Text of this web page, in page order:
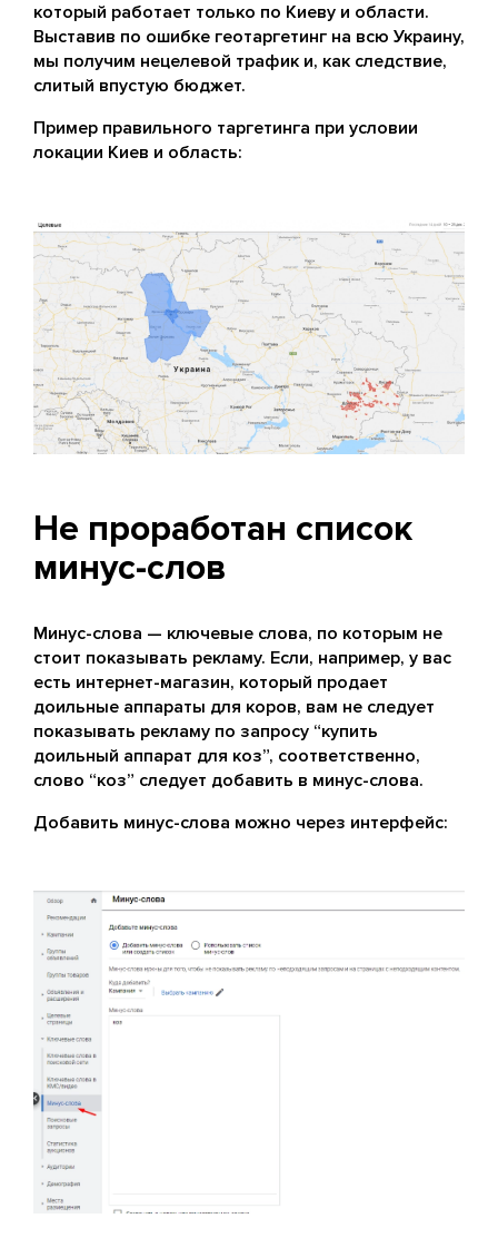
который работает только по Киеву и области.
Выставив по ошибке геотаргетинг на всю Украину,
мы получим нецелевой трафик и, как следствие,
слитый впустую бюджет.
Пример правильного таргетинга при условии
локации Киев и область:
Не проработан список
минус-слов
Минус-слова — ключевые слова, по которым не
стоит показывать рекламу. Если, например, у вас
есть интернет-магазин, который продает
доильные аппараты для коров, вам не следует
показывать рекламу по запросу “купить
доильный аппарат для коз”, соответственно,
слово “коз” следует добавить в минус-слова.
Добавить минус-слова можно через интерфейс: